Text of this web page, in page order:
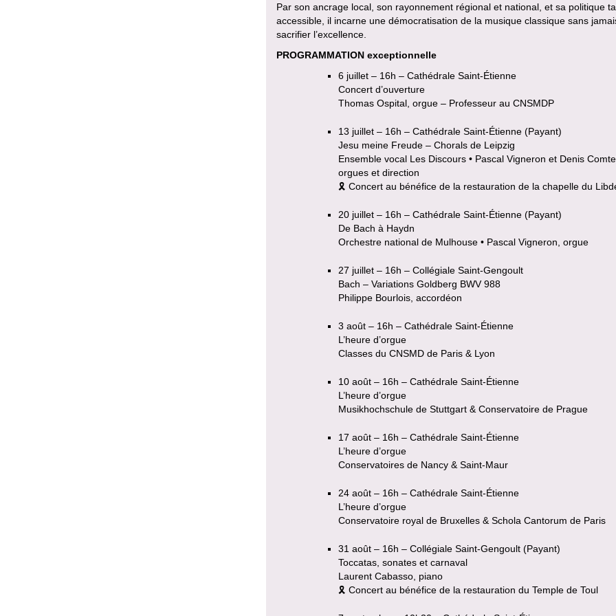
Par son ancrage local, son rayonnement régional et national, et sa politique
accessible, il incarne une démocratisation de la musique classique sans
sacrifier l’excellence.
PROGRAMMATION exceptionnelle
6 juillet – 16h – Cathédrale Saint-Étienne
Concert d’ouverture
Thomas Ospital, orgue – Professeur au CNSMDP
13 juillet – 16h – Cathédrale Saint-Étienne (Payant)
Jesu meine Freude – Chorals de Leipzig
Ensemble vocal Les Discours • Pascal Vigneron et Denis
orgues et direction
🎗 Concert au bénéfice de la restauration de la chapelle du
20 juillet – 16h – Cathédrale Saint-Étienne (Payant)
De Bach à Haydn
Orchestre national de Mulhouse • Pascal Vigneron, orgue
27 juillet – 16h – Collégiale Saint-Gengoult
Bach – Variations Goldberg BWV 988
Philippe Bourlois, accordéon
3 août – 16h – Cathédrale Saint-Étienne
L’heure d’orgue
Classes du CNSMD de Paris & Lyon
10 août – 16h – Cathédrale Saint-Étienne
L’heure d’orgue
Musikhochschule de Stuttgart & Conservatoire de Prague
17 août – 16h – Cathédrale Saint-Étienne
L’heure d’orgue
Conservatoires de Nancy & Saint-Maur
24 août – 16h – Cathédrale Saint-Étienne
L’heure d’orgue
Conservatoire royal de Bruxelles & Schola Cantorum de Paris
31 août – 16h – Collégiale Saint-Gengoult (Payant)
Toccatas, sonates et carnaval
Laurent Cabasso, piano
🎗 Concert au bénéfice de la restauration du Temple de Toul